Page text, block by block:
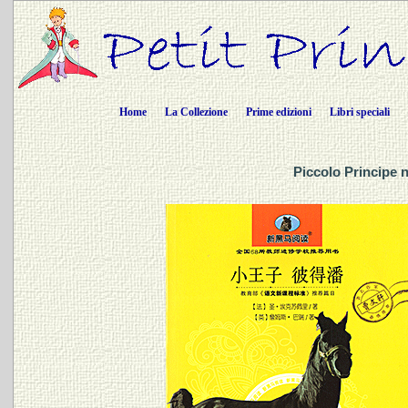
Home La Collezione Prime edizioni Libri speciali
Piccolo Principe